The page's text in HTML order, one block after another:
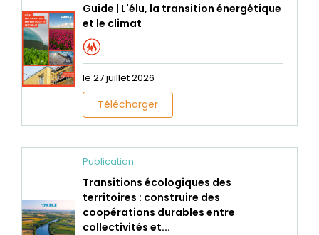
Guide | L'élu, la transition énergétique
et le climat
le 27 juillet 2026
Télécharger
Publication
Transitions écologiques des
territoires : construire des
coopérations durables entre
collectivités et...